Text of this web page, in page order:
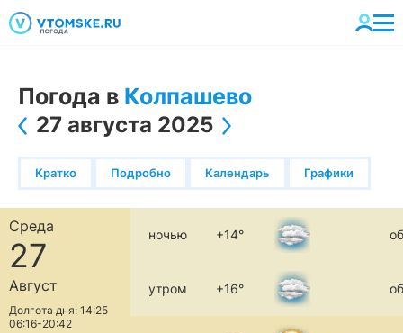
Погода в Колпашево
27 августа 2025
Кратко Подробно Календарь Графики
Среда
27
Август
Долгота дня: 14:25
06:16-20:42
ночью +14°
утром +16°